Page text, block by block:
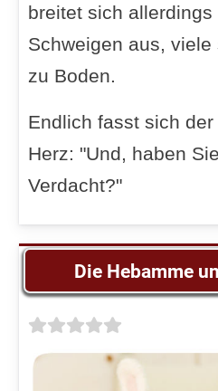
breitet sich
Schweigen aus,
zu Boden.
Endlich fasst sich
Herz: "Und, haben
Verdacht?"
Die Hebamme